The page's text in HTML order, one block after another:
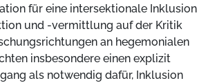
für eine intersektionale Inklusion
und -vermittlung auf der Kritik
an hegemonialen
insbesondere einen explizit
als notwendig dafür, Inklusion